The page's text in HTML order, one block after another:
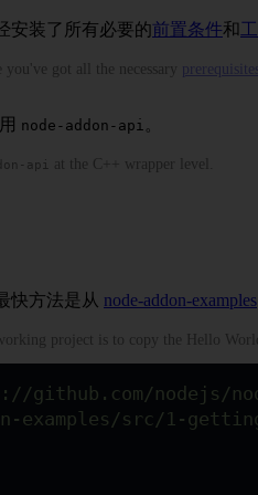
安装了所有必要的前置条件和
got all the necessary prerequisites
node-addon-api 。
api at the C++ wrapper level.
快方法是从 node-addon-examples
project is to copy the Hello
github.com/nodejs/
examples/src/1-